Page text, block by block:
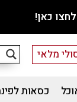
מלאי
כסאות